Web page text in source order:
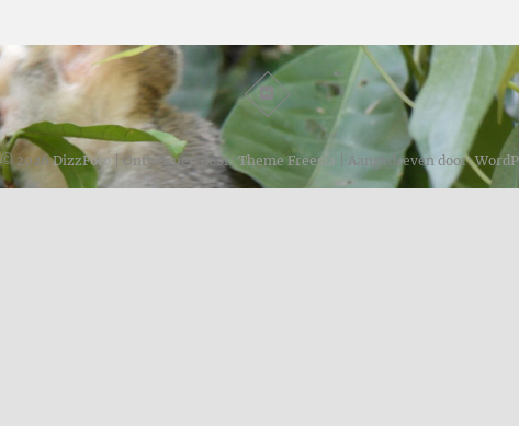
© 2026DizzFoto | Ontworpen door: Theme Freesia | Aangedreven door: